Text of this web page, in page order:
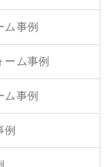
ム事例
ム事例
ム事例
例